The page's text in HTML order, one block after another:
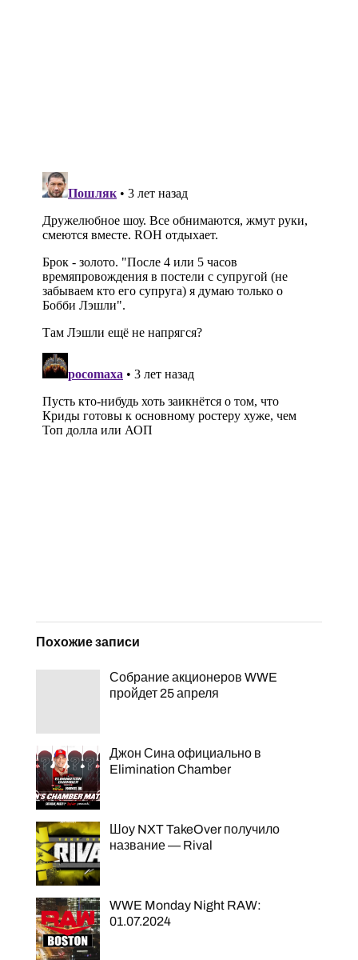
Похожие записи
Собрание акционеров WWE
пройдет 25 апреля
Джон Сина официально в
Elimination Chamber
Шоу NXT TakeOver получило
название — Rival
WWE Monday Night RAW:
01.07.2024